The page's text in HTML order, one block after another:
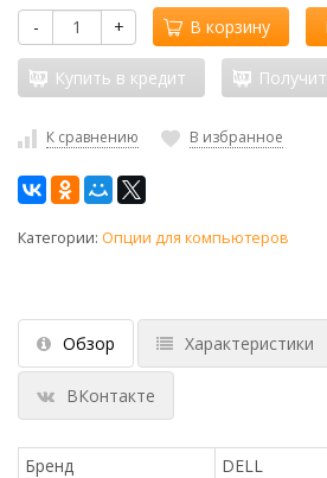
- + В корзину
Купить в кредит
К сравнению В избранное
Категории: Опции для компьютеров
Обзор Характеристики
ВКонтакте
Бренд
DELL